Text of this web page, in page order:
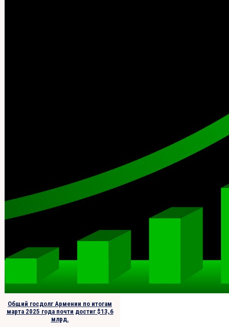
Общий госдолг Армении по итогам
марта 2025 года почти достиг $13,6
млрд.